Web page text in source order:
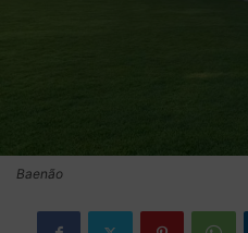
Baenão